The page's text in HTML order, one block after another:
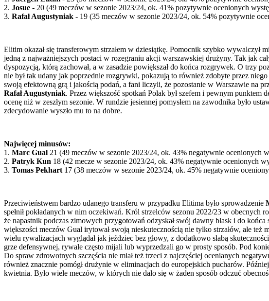
2. Josue - 20 (49 meczów w sezonie 2023/24, ok. 41% pozytywnie ocenionych
3. Rafał Augustyniak - 19 (35 meczów w sezonie 2023/24, ok. 54% pozytywnie
Elitim okazał się transferowym strzałem w dziesiątkę. Pomocnik szybko wywalczył
jedną z najważniejszych postaci w rozegraniu akcji warszawskiej drużyny. Tak jak
dyspozycją, którą zachował, a w zasadzie powiększał do końca rozgrywek. O trzy
nie był tak udany jak poprzednie rozgrywki, pokazują to również zdobyte przez
swoją efektowną grą i jakością podań, a fani liczyli, że pozostanie w Warszawie na
Rafał Augustyniak. Przez większość spotkań Polak był szefem i pewnym punktem
ocenę niż w zeszłym sezonie. W rundzie jesiennej pomysłem na zawodnika było
zdecydowanie wyszło mu to na dobre.
Najwięcej minusów:
1. Marc Gual 21 (49 meczów w sezonie 2023/24, ok. 43% negatywnie ocenionych
2. Patryk Kun 18 (42 mecze w sezonie 2023/24, ok. 43% negatywnie ocenionych
3. Tomas Pekhart 17 (38 meczów w sezonie 2023/24, ok. 45% negatywnie
Przeciwieństwem bardzo udanego transferu w przypadku Elitima było sprowadzenie
spełnił pokładanych w nim oczekiwań. Król strzelców sezonu 2022/23 w
że napastnik podczas zimowych przygotowań odzyskał swój dawny blask i do
większości meczów Gual irytował swoją nieskutecznością nie tylko strzałów, ale
wielu rywalizacjach wyglądał jak jeździec bez głowy, z dodatkowo słabą
grze defensywnej, rywale często mijali lub wyprzedzali go w prosty sposób. Pod
Do spraw zdrowotnych szczęścia nie miał też trzeci z najczęściej ocenianych
również znacznie pomógł drużynie w eliminacjach do europejskich pucharów.
kwietnia. Było wiele meczów, w których nie dało się w żaden sposób odczuć